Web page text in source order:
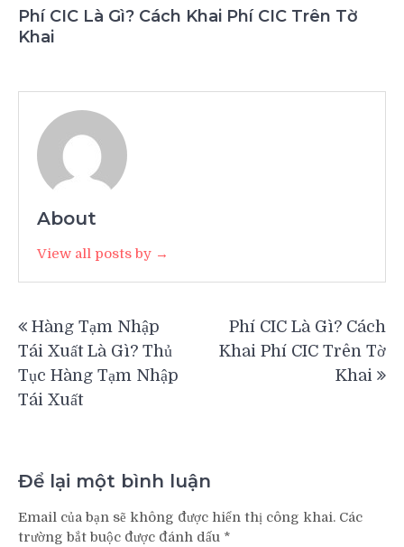
Phí CIC Là Gì? Cách Khai Phí CIC Trên Tờ
Khai
About
View all posts by →
hướng
bài
viết
Hàng Tạm Nhập
Tái Xuất Là Gì? Thủ
Tục Hàng Tạm Nhập
Tái Xuất
Phí CIC Là Gì? Cách
Khai Phí CIC Trên Tờ
Khai
Để lại một bình luận
Email của bạn sẽ không được hiển thị công khai. Các
trường bắt buộc được đánh dấu *